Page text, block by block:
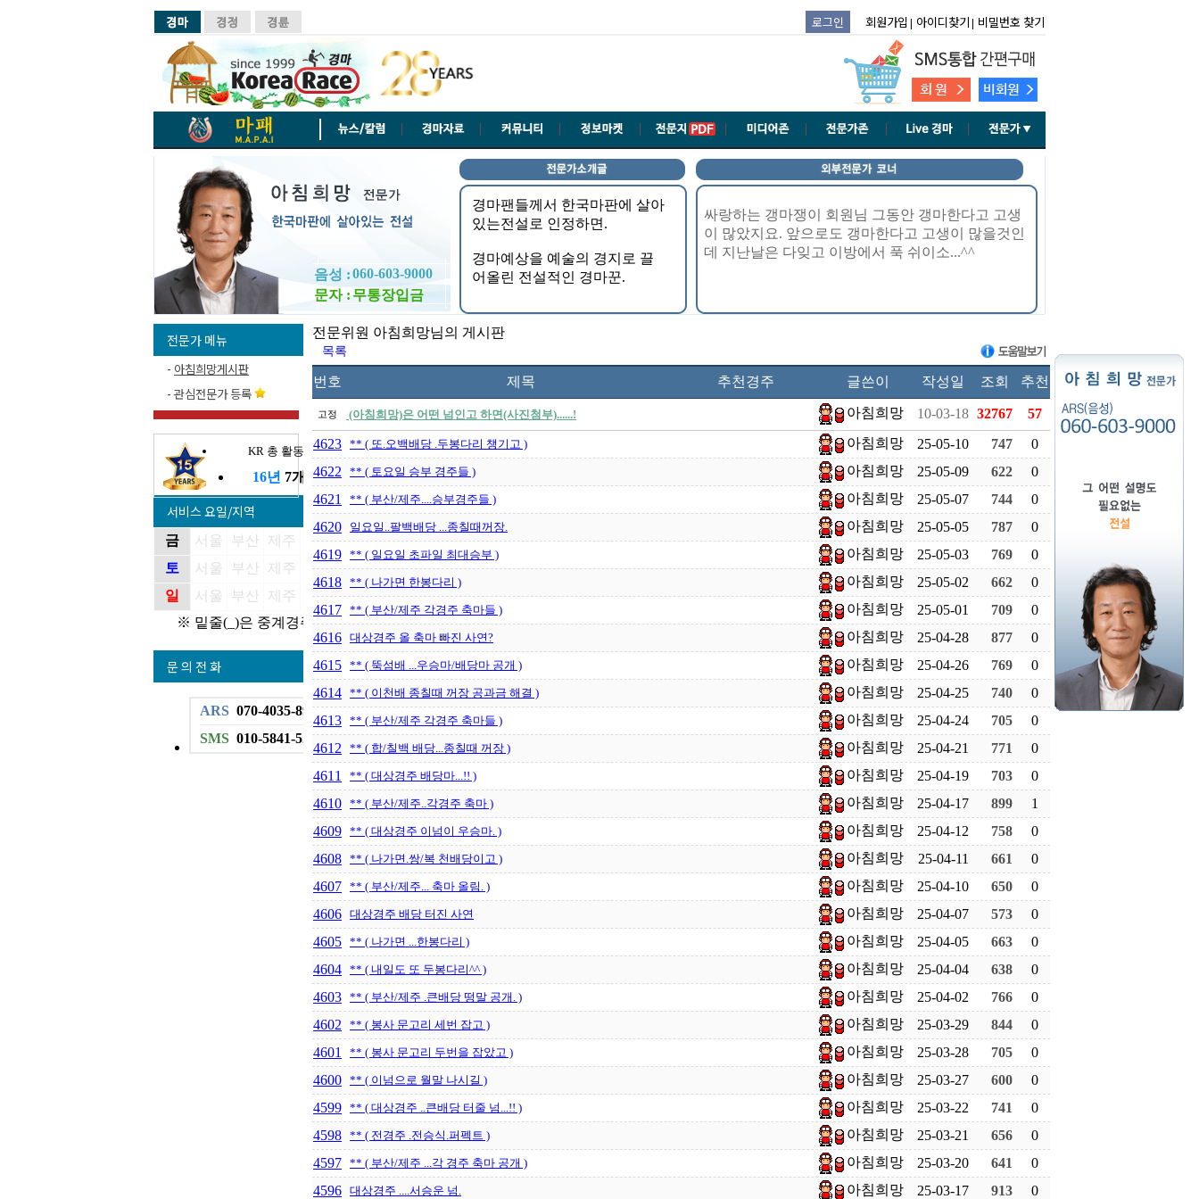
음성 :060-603-9000
문자 : 무통장입금
전문가 메뉴
- 아침희망게시판
-관심전문가 등록
KR 총 활동기간
16년 7개월
서비스 요일/지역
금 서울 부산
제주
토
서울 부산
제주
일
서울 부산
제주
※ 밑줄(_)은 중계경주
문 의 전 화
ARS 070-4035-8999
SMS 010-5841-5222
전문위원 아침희망님의 게시판
목록
번호 제목 추천경주 글쓴이 작성일 조회 추천
고정 (아침희망)은 어떤 넘인고 하면(사진첨부)......! 아침희망 10-03-18 32767
57
4623 ** ( 또.오백배당 .두봉다리 챙기고 ) 아침희망 25-05-10 747
0
4622
** ( 토요일 승부 경주들 ) 아침희망 25-05-09 622
0
4621
** ( 부산/제주....승부경주들 ) 아침희망 25-05-07 744
0
4620
일요일..팔백배당 ...종칠때꺼장. 아침희망 25-05-05 787
0
4619 ** ( 일요일 초파일 최대승부 ) 아침희망 25-05-03 769
0
4618 ** ( 나가면 한봉다리 ) 아침희망 25-05-02 662
0
4617 ** ( 부산/제주 각경주 축마들 ) 아침희망 25-05-01 709
0
4616 대상경주 올 축마 빠진 사연? 아침희망 25-04-28 877
0
4615 ** ( 뚝섬배 ...우승마/배당마 공개 ) 아침희망 25-04-26 769
0
4614 ** ( 이천배 종칠때 꺼장 공과금 해결 ) 아침희망 25-04-25 740
0
4613 ** ( 부산/제주 각경주 축마들 ) 아침희망 25-04-24 705
0
4612
** ( 합/칠백 배당...종칠때 꺼장 ) 아침희망 25-04-21 771
0
4611
** ( 대상경주 배당마...!! ) 아침희망 25-04-19 703
0
4610 ** ( 부산/제주..각경주 축마 ) 아침희망 25-04-17 899
1
4609 ** ( 대상경주 이넘이 우승마. ) 아침희망 25-04-12 758
0
4608 ** ( 나가면.쌍/복 천배당이고 ) 아침희망 25-04-11 661
0
4607 ** ( 부산/제주... 축마 올림. ) 아침희망 25-04-10 650
0
4606 대상경주 배당 터진 사연 아침희망 25-04-07 573
0
4605 ** ( 나가면 ...한봉다리 ) 아침희망 25-04-05 663
0
4604 ** ( 내일도 또 두봉다리^^ ) 아침희망 25-04-04 638
0
4603 ** ( 부산/제주 .큰배당 떵말 공개. ) 아침희망 25-04-02 766
0
4602
** ( 봉사 문고리 세번 잡고 ) 아침희망 25-03-29 844
0
4601
** ( 봉사 문고리 두번을 잡았고 ) 아침희망 25-03-28 705
0
4600 ** ( 이넘으로 월말 나시길 ) 아침희망 25-03-27 600
0
4599 ** ( 대상경주 ..큰배당 터줄 넘...!! ) 아침희망 25-03-22 741
0
4598 ** ( 전경주 .전승식.퍼펙트 ) 아침희망 25-03-21 656
0
4597 ** ( 부산/제주 ...각 경주 축마 공개 ) 아침희망 25-03-20 641
0
4596 대상경주 ....서승운 넘. 아침희망 25-03-17 913 0